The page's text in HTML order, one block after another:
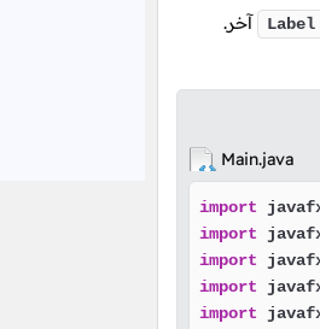
Label آخر.
Main.java
import
import
import
import
import